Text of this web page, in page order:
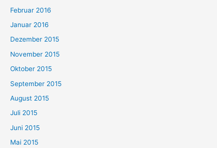
Februar 2016
Januar 2016
Dezember 2015
November 2015
Oktober 2015
September 2015
August 2015
Juli 2015
Juni 2015
Mai 2015